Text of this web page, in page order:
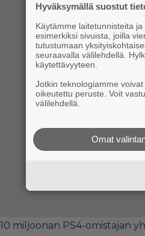
miljoonan PS4-omistajan
Hyväksymällä suostut
Käytämme laitetunnisteita
esimerkiksi sivuista, joilla
tutustumaan
seuraavalla välilehdellä.
käytettävyyteen.
Jotkin teknologiamme
oikeutettu peruste. Voit
välilehdellä.
Omat